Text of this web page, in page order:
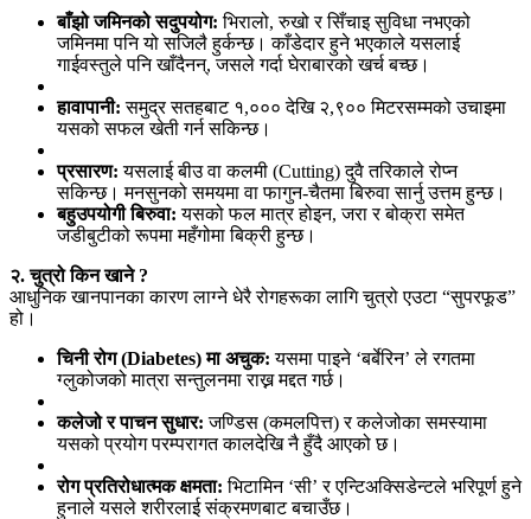
बाँझो जमिनको सदुपयोग: भिरालो, रुखो र सिँचाइ सुविधा नभएको
जमिनमा पनि यो सजिलै हुर्कन्छ। काँडेदार हुने भएकाले यसलाई
गाईवस्तुले पनि खाँदैनन्, जसले गर्दा घेराबारको खर्च बच्छ।
हावापानी: समुद्र सतहबाट १,००० देखि २,९०० मिटरसम्मको उचाइमा
यसको सफल खेती गर्न सकिन्छ।
प्रसारण: यसलाई बीउ वा कलमी (Cutting) दुवै तरिकाले रोप्न
सकिन्छ। मनसुनको समयमा वा फागुन-चैतमा बिरुवा सार्नु उत्तम हुन्छ।
बहुउपयोगी बिरुवा: यसको फल मात्र होइन, जरा र बोक्रा समेत
जडीबुटीको रूपमा महँगोमा बिक्री हुन्छ।
२. चुत्रो किन खाने ?
आधुनिक खानपानका कारण लाग्ने धेरै रोगहरूका लागि चुत्रो एउटा “सुपरफूड”
हो।
चिनी रोग (Diabetes) मा अचुक: यसमा पाइने ‘बर्बेरिन’ ले रगतमा
ग्लुकोजको मात्रा सन्तुलनमा राख्न मद्दत गर्छ।
कलेजो र पाचन सुधार: जण्डिस (कमलपित्त) र कलेजोका समस्यामा
यसको प्रयोग परम्परागत कालदेखि नै हुँदै आएको छ।
रोग प्रतिरोधात्मक क्षमता: भिटामिन ‘सी’ र एन्टिअक्सिडेन्टले भरिपूर्ण हुने
हुनाले यसले शरीरलाई संक्रमणबाट बचाउँछ।